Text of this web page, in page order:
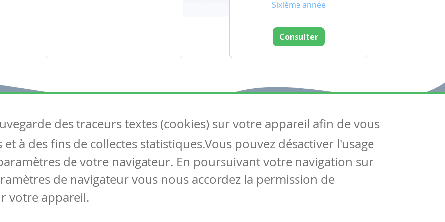
Sixième année
Consulter
Articles
Tous les articles
Articles DYS
Circulaires
Suivez-nous
Contactez-nous
Soutien scolaire
des traceurs textes (cookies) sur votre appareil afin de vous
à des fins de collectes statistiques.Vous pouvez désactiver l'usage
de votre navigateur. En poursuivant votre navigation sur
de navigateur vous nous accordez la permission de
votre appareil.